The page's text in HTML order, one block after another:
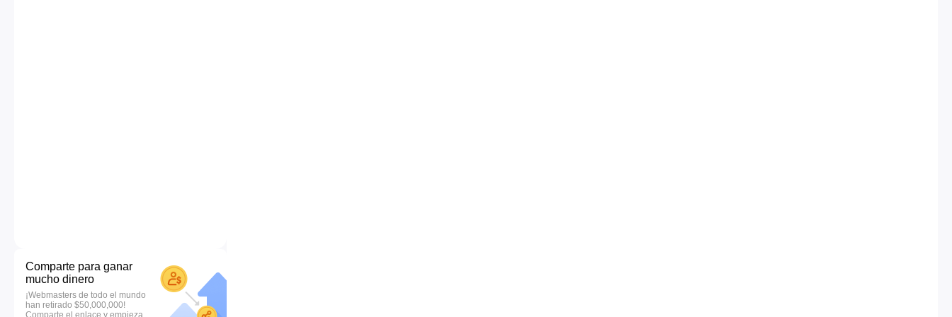
Comparte para ganar
mucho dinero
¡Webmasters de todo el mundo
han retirado $50,000,000!
Comparte el enlace y empieza